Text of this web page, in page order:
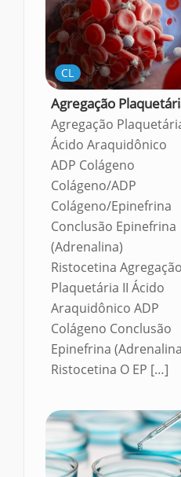
CL
Agregação
Agregação
Ácido Araquidônico
ADP Colágeno
Colágeno/ADP
Colágeno/Epinefrina
Conclusão Epinefrina
(Adrenalina)
Ristocetina Agregação
Plaquetária II Ácido
Araquidônico ADP
Colágeno Conclusão
Epinefrina
Ristocetina O EP […]